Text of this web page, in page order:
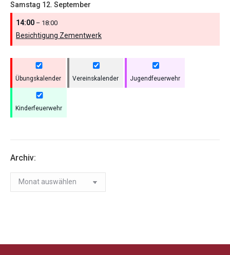
Samstag 12. September
14:00 – 18:00
Besichtigung Zementwerk
Übungskalender Vereinskalender Jugendfeuerwehr
Kinderfeuerwehr
Archiv:
Archiv: